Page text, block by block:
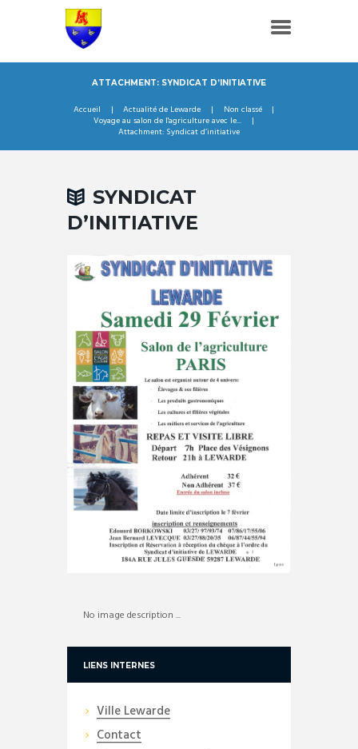
ATTACHMENT: SYNDICAT D’INITIATIVE
Accueil Actualité de Lewarde
Non classé
Voyage au salon de l'agriculture avec le...
Attachment: Syndicat d’initiative
SYNDICAT
D’INITIATIVE
No image description ...
LIENS INTERNES
Ville Lewarde
Contact